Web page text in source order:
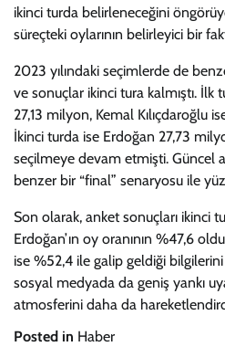
ikinci turda belirleneceğini
süreçteki oylarının belirleyici bir
2023 yılındaki seçimlerde de
ve sonuçlar ikinci tura kalmıştı. İlk
27,13 milyon, Kemal Kılıçdaroğlu
İkinci turda ise Erdoğan 27,73
seçilmeye devam etmişti. Güncel
benzer bir “final” senaryosu ile
Son olarak, anket sonuçları ikinci
Erdoğan’ın oy oranının %47,6
ise %52,4 ile galip geldiği bilgilerini
sosyal medyada da geniş yankı
atmosferini daha da
Posted in Haber